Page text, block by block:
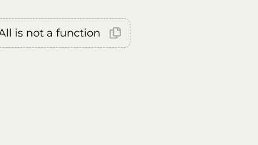
is not a function